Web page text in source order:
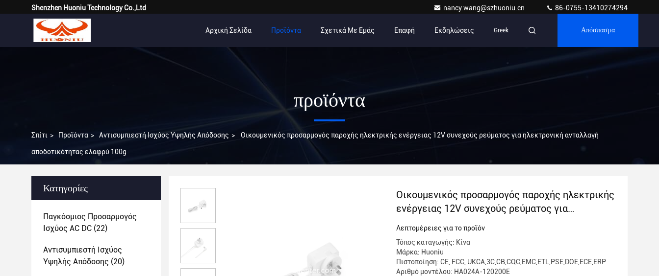
Shenzhen Huoniu Technology Co.,Ltd nancy.wang@szhuoniu.cn 86-0755-13410274294
Αρχική Σελίδα Προϊόντα Σχετικά Με Εμάς Επαφή Εκδηλώσεις Greek Απόσπασμα
προϊόντα
Σπίτι > Προϊόντα > Αντισυμπιεστή Ισχύος Υψηλής Απόδοσης > Οικουμενικός προσαρμογός παροχής ηλεκτρικής ενέργειας 12V συνεχούς ρεύματος για ηλεκτρονική ανταλλαγή
αποδοτικότητας ελαφρύ 100g
Κατηγορίες
Παγκόσμιος Προσαρμογός
Ισχύος AC DC (22)
Αντισυμπιεστή Ισχύος
Υψηλής Απόδοσης (20)
Οικουμενικός προσαρμογός παροχής ηλεκτρικής
ενέργειας 12V συνεχούς ρεύματος για
ηλεκτρονική ανταλλαγή αποδοτικότητας ελαφρύ
100g
Λεπτομέρειες για το προϊόν
Τόπος καταγωγής: Κίνα
Μάρκα: Huoniu
Πιστοποίηση: CE, FCC, UKCA,3C,CB,CQC,EMC,ETL,PSE,DOE,ECE,ERP
Αριθμό μοντέλου: HA024A-120200E